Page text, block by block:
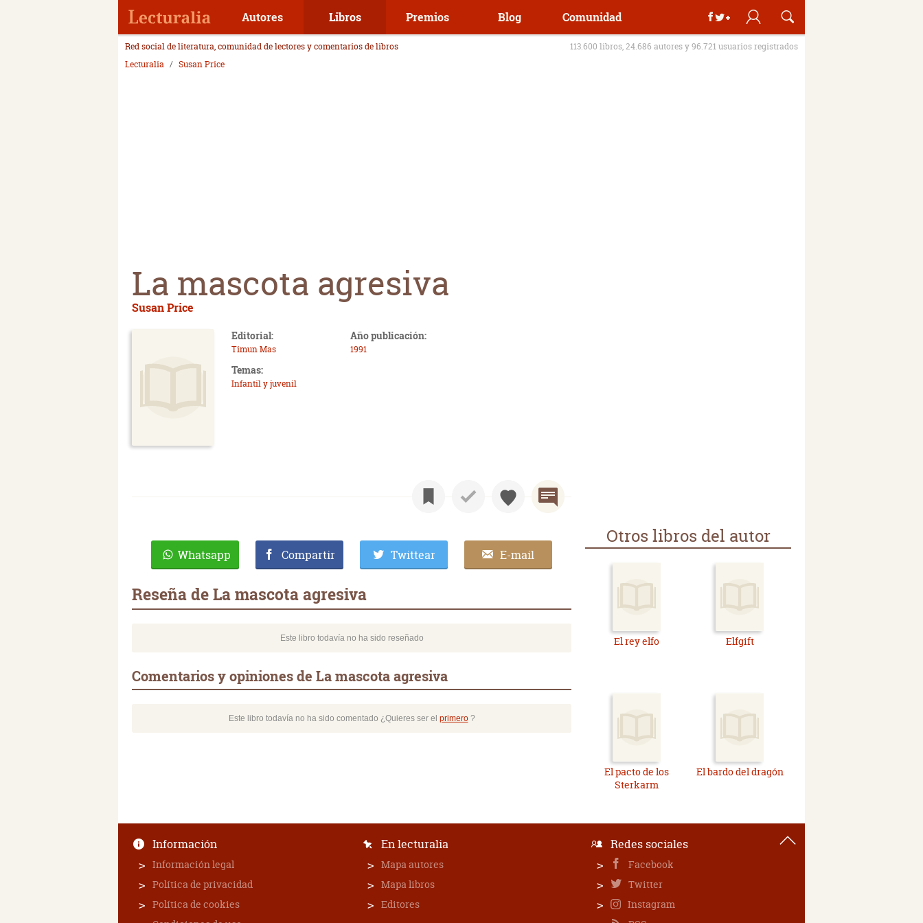
Autores Libros Premios Blog Comunidad
Red social de literatura, comunidad de lectores y comentarios de libros
113.600 libros, 24.686 autores y 96.721 usuarios registrados
Lecturalia
Susan Price
La mascota agresiva
Susan Price
Editorial:
Timun Mas
Año publicación:
1991
Temas:
Infantil y juvenil
Whatsapp Compartir Twittear E-mail
Reseña de La mascota agresiva
Este libro todavía no ha sido reseñado
Comentarios y opiniones de La mascota agresiva
Este libro todavía no ha sido comentado ¿Quieres ser el primero?
Otros libros del autor
El rey elfo Elfgift
El pacto de los
Sterkarm
El bardo del dragón
Información
Información legal
Política de privacidad
Política de cookies
En lecturalia
Mapa autores
Mapa libros
Editores
Redes sociales
Facebook
Twitter
Instagram